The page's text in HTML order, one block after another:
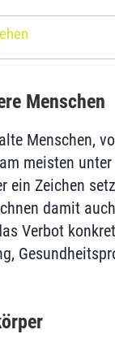
Menschen
Menschen,
meisten unter
Zeichen
damit
Verbot